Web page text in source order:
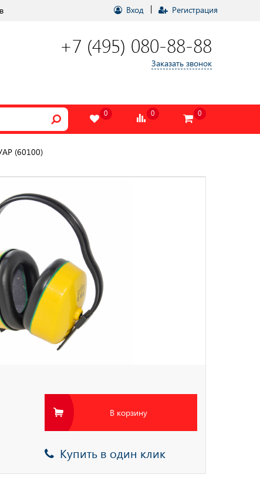
Вход | Регистрация
+7 (495) 080-88-88
Заказать звонок
0 0 0
(60100)
В корзину
Купить в один клик